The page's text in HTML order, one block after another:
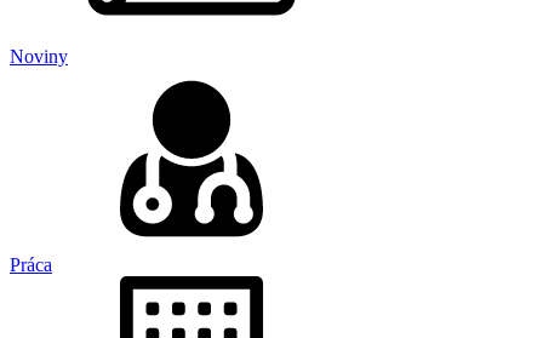
Noviny
Práca